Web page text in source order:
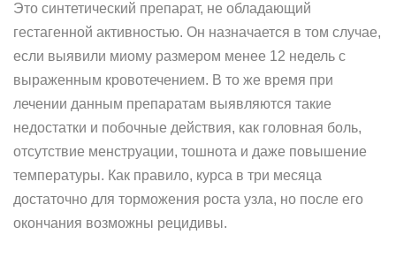
Это синтетический препарат, не обладающий
гестагенной активностью. Он назначается в том случае,
если выявили миому размером менее 12 недель с
выраженным кровотечением. В то же время при
лечении данным препаратам выявляются такие
недостатки и побочные действия, как головная боль,
отсутствие менструации, тошнота и даже повышение
температуры. Как правило, курса в три месяца
достаточно для торможения роста узла, но после его
окончания возможны рецидивы.